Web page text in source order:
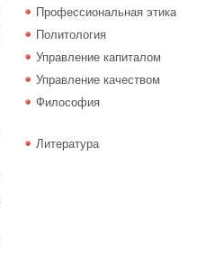
Профессиональная этика
Политология
Управление капиталом
Управление качеством
Философия
Литература